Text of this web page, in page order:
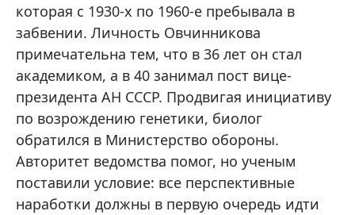
которая с 1930-х по 1960-е пребывала в
забвении. Личность Овчинникова
примечательна тем, что в 36 лет он стал
академиком, а в 40 занимал пост вице-
президента АН СССР. Продвигая инициативу
по возрождению генетики, биолог
обратился в Министерство обороны.
Авторитет ведомства помог, но ученым
поставили условие: все перспективные
наработки должны в первую очередь идти